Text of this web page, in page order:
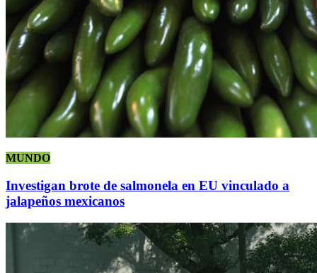
MUNDO
Investigan brote de salmonela en EU vinculado a
jalapeños mexicanos